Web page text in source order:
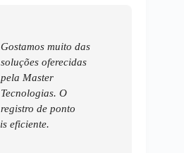
Gostamos muito das
soluções oferecidas
pela Master
Tecnologias. O
registro de ponto
eficiente.